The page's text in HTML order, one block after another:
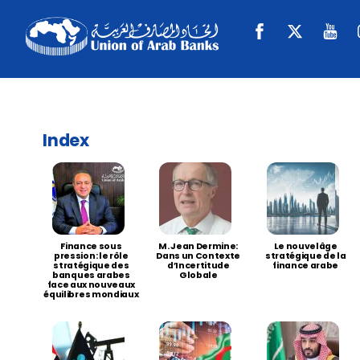
content
FacebookTwitter
Index
Finance sous
pression: le rôle
stratégique des
banques arabes
face aux nouveaux
équilibres mondiaux
M. Jean Dermine:
Dans un Contexte
d’Incertitude
Globale
Le nouvelâge
stratégique de la
finance arabe